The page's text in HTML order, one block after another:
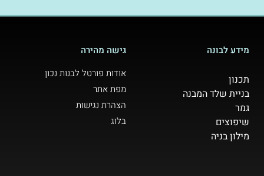
מידע לבונה
תכנון
בניית שלד המבנה
גמר
שיפוצים
מילון בניה
גישה מהירה
אודות פורטל לבנות נכון
מפת אתר
הצהרת נגישות
בלוג